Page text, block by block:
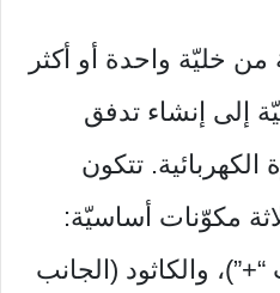
خليّة واحدة أو أكثر
إلى إنشاء تدفق
الكهربائية. تتكون
مكوّنات أساسيّة:
والكاثود (الجانب